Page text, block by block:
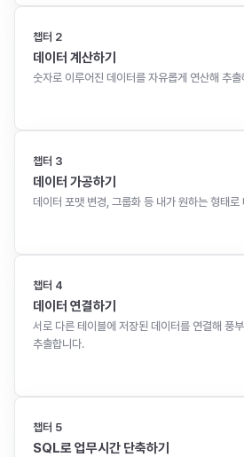
챕터 2
데이터 계산하기
숫자로 이루어진 데이터를 자유롭게 연산해 추
챕터 3
데이터 가공하기
데이터 포맷 변경, 그룹화 등 내가 원하는 형태
챕터 4
데이터 연결하기
서로 다른 테이블에 저장된 데이터를 연결해 풍
추출합니다.
챕터 5
SQL로 업무시간 단축하기